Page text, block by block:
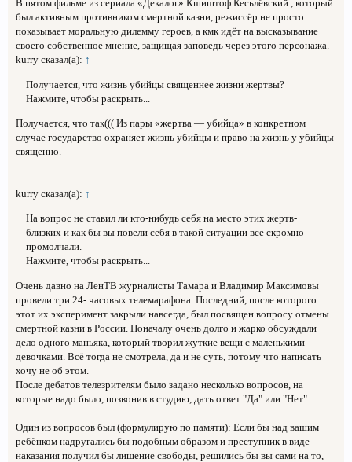
В пятом фильме из сериала «Декалог» Кшиштоф Кесьлёвский , который
был активным противником смертной казни, режиссёр не просто
показывает моральную дилемму героев, а кмк идёт на высказывание
своего собственное мнение, защищая заповедь через этого персонажа.
kurry сказал(а): ↑
Получается, что жизнь убийцы священнее жизни жертвы?
Нажмите, чтобы раскрыть...
Получается, что так((( Из пары «жертва — убийца» в конкретном
случае государство охраняет жизнь убийцы и право на жизнь у убийцы
священно.
kurry сказал(а): ↑
На вопрос не ставил ли кто-нибудь себя на место этих жертв-
близких и как бы вы повели себя в такой ситуации все скромно
промолчали.
Нажмите, чтобы раскрыть...
Очень давно на ЛенТВ журналисты Тамара и Владимир Максимовы
провели три 24- часовых телемарафона. Последний, после которого
этот их эксперимент закрыли навсегда, был посвящен вопросу отмены
смертной казни в России. Поначалу очень долго и жарко обсуждали
дело одного маньяка, который творил жуткие вещи с маленькими
девочками. Всё тогда не смотрела, да и не суть, потому что написать
хочу не об этом.
После дебатов телезрителям было задано несколько вопросов, на
которые надо было, позвонив в студию, дать ответ "Да" или "Нет".
Один из вопросов был (формулирую по памяти): Если бы над вашим
ребёнком надругались бы подобным образом и преступник в виде
наказания получил бы лишение свободы, решились бы вы сами на то,